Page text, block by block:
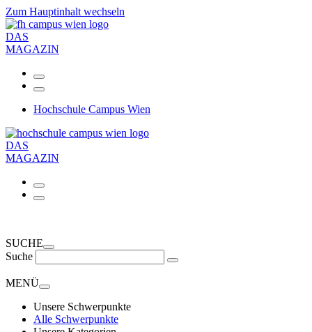
Zum Hauptinhalt wechseln
DAS
MAGAZIN
Hochschule Campus Wien
DAS
MAGAZIN
SUCHE
Suche
MENÜ
Unsere Schwerpunkte
Alle Schwerpunkte